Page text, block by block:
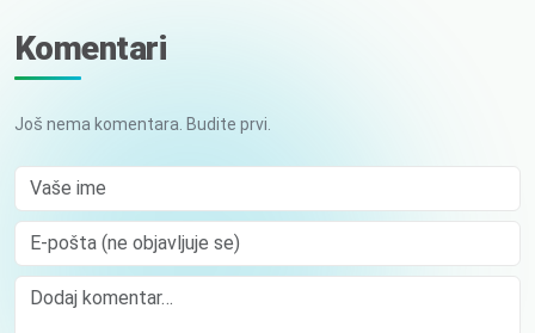
Komentari
Još nema komentara. Budite prvi.
Vaše ime
E-pošta (ne objavljuje se)
Comment